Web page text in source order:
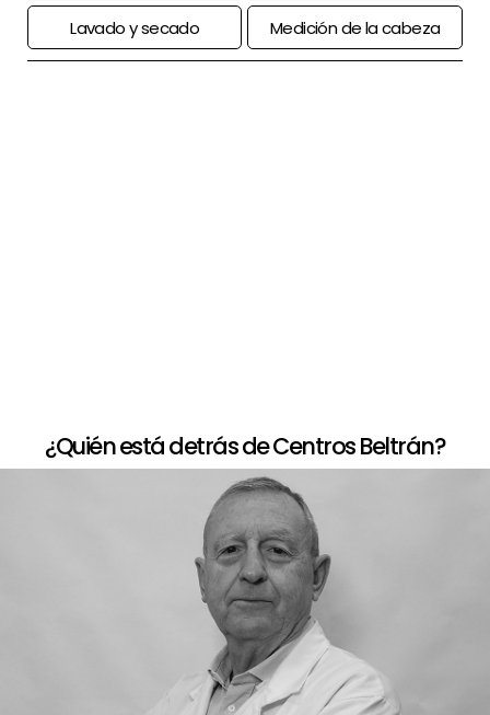
Lavado y secado Medición de la cabeza
¿Quién está detrás de Centros Beltrán?